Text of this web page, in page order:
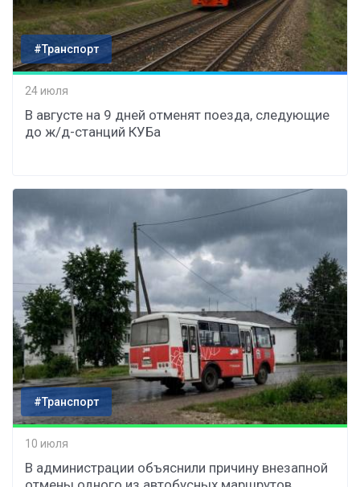
#Транспорт
24 июля
В августе на 9 дней отменят поезда, следующие
до ж/д-станций КУБа
#Транспорт
10 июля
В администрации объяснили причину внезапной